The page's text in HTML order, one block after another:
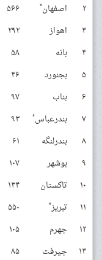
۲
اصفهان* ۵۶۶
۳
اهواز ۲۹۲
۴
بانه ۵۸
۵
بجنورد ۴۶
۶
بناب ۹۷
۷
بندرعباس* ۹۳
۸
بندرلنگه ۶۱
۹
بوشهر ۱۰۷
۱۰
تاکستان ۱۳۴
۱۱
تبریز* ۵۵۰
۱۲
جهرم ۱۰۵
۱۳
جیرفت ۸۵